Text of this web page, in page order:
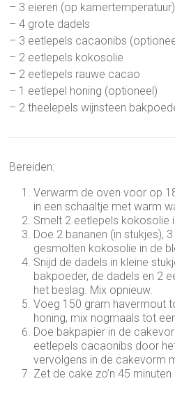
– 3 eieren (op kamertemperatuur)
– 4 grote dadels
– 3 eetlepels cacaonibs
– 2 eetlepels kokosolie
– 2 eetlepels rauwe cacao
– 1 eetlepel honing (optioneel)
– 2 theelepels wijnsteen
Bereiden:
Verwarm de oven voor op
in een schaaltje met warm
Smelt 2 eetlepels kokosolie
Doe 2 bananen (in stukjes),
gesmolten kokosolie in de
Snijd de dadels in kleine
bakpoeder, de dadels en 2
het beslag. Mix opnieuw.
Voeg 150 gram havermout
honing, mix nogmaals tot
Doe bakpapier in de
eetlepels cacaonibs door
vervolgens in de cakevorm
Zet de cake zo’n 45 minuten